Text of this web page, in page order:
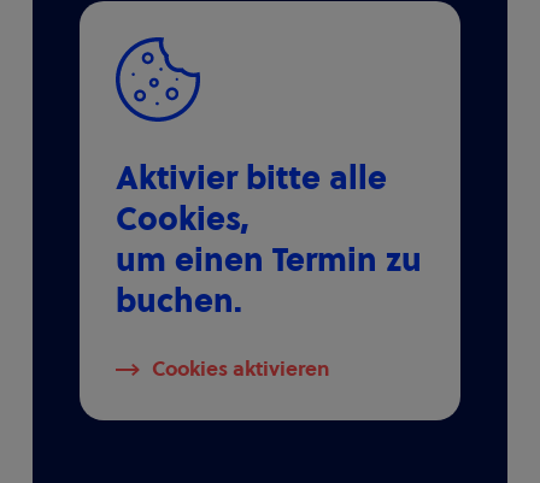
Aktivier bitte alle
Cookies,
um einen Termin zu
buchen.
Cookies aktivieren